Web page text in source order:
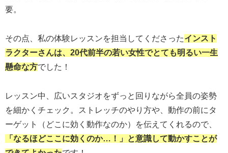
要。
その点、私の体験レッスンを担当してくださったインスト
ラクターさんは、20代前半の若い女性でとても明るい一生
懸命な方でした！
レッスン中、広いスタジオをずっと回りながら全員の姿勢
を細かくチェック。ストレッチのやり方や、動作の前にタ
ーゲット（どこに効く動作なのか）を伝えてくれるので、
「なるほどここに効くのか…！」と意識して動かすことが